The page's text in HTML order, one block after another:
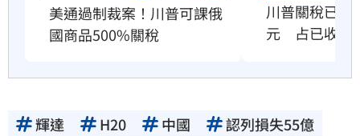
美通過制裁案！川普可課俄
國商品500%關稅
川普關稅已退
元　占已收稅
輝達 H20 中國
認列損失55億